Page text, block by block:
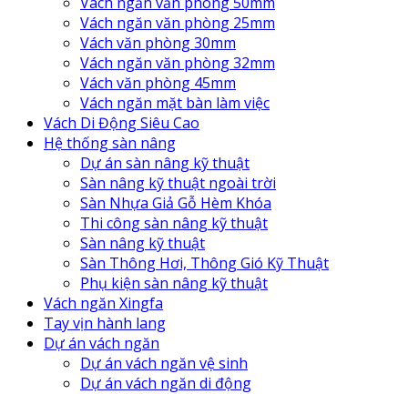
Vách ngăn văn phòng 25mm
Vách văn phòng 30mm
Vách ngăn văn phòng 32mm
Vách văn phòng 45mm
Vách ngăn mặt bàn làm việc
Vách Di Động Siêu Cao
Hệ thống sàn nâng
Dự án sàn nâng kỹ thuật
Sàn nâng kỹ thuật ngoài trời
Sàn Nhựa Giả Gỗ Hèm Khóa
Thi công sàn nâng kỹ thuật
Sàn nâng kỹ thuật
Sàn Thông Hơi, Thông Gió Kỹ Thuật
Phụ kiện sàn nâng kỹ thuật
Vách ngăn Xingfa
Tay vịn hành lang
Dự án vách ngăn
Dự án vách ngăn vệ sinh
Dự án vách ngăn di động